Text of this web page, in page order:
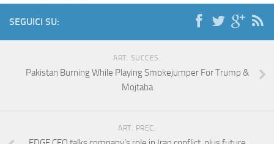
SEGUICI SU:
ART. SUCCES.
Pakistan Burning While Playing Smokejumper For Trump &
Mojtaba
ART. PREC.